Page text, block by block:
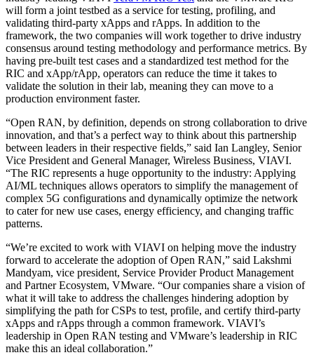
will form a joint testbed as a service for testing, profiling, and
validating third-party xApps and rApps. In addition to the
framework, the two companies will work together to drive industry
consensus around testing methodology and performance metrics. By
having pre-built test cases and a standardized test method for the
RIC and xApp/rApp, operators can reduce the time it takes to
validate the solution in their lab, meaning they can move to a
production environment faster.
“Open RAN, by definition, depends on strong collaboration to drive
innovation, and that’s a perfect way to think about this partnership
between leaders in their respective fields,” said Ian Langley, Senior
Vice President and General Manager, Wireless Business, VIAVI.
“The RIC represents a huge opportunity to the industry: Applying
AI/ML techniques allows operators to simplify the management of
complex 5G configurations and dynamically optimize the network
to cater for new use cases, energy efficiency, and changing traffic
patterns.
“We’re excited to work with VIAVI on helping move the industry
forward to accelerate the adoption of Open RAN,” said Lakshmi
Mandyam, vice president, Service Provider Product Management
and Partner Ecosystem, VMware. “Our companies share a vision of
what it will take to address the challenges hindering adoption by
simplifying the path for CSPs to test, profile, and certify third-party
xApps and rApps through a common framework. VIAVI’s
leadership in Open RAN testing and VMware’s leadership in RIC
make this an ideal collaboration.”